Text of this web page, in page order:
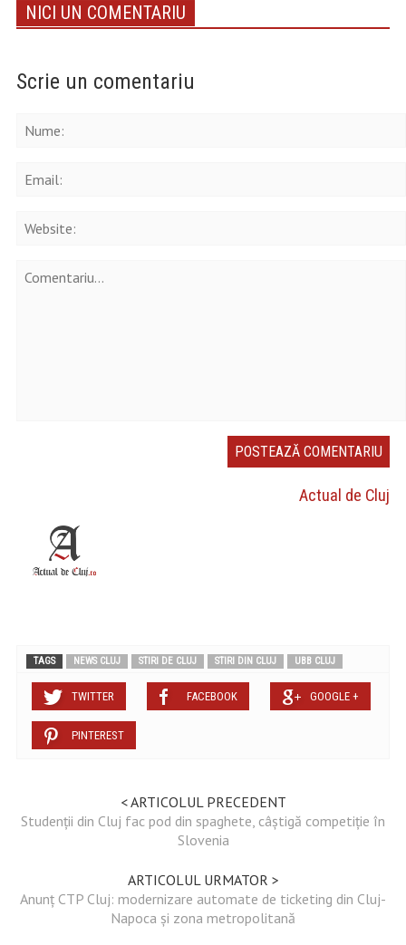
NICI UN COMENTARIU
Scrie un comentariu
Actual de Cluj
TAGS NEWS CLUJ STIRI DE CLUJ STIRI DIN CLUJ UBB CLUJ
TWITTER FACEBOOK GOOGLE +
PINTEREST
< ARTICOLUL PRECEDENT
Studenții din Cluj fac pod din spaghete, câștigă competiție în
Slovenia
ARTICOLUL URMATOR >
Anunț CTP Cluj: modernizare automate de ticketing din Cluj-
Napoca și zona metropolitană